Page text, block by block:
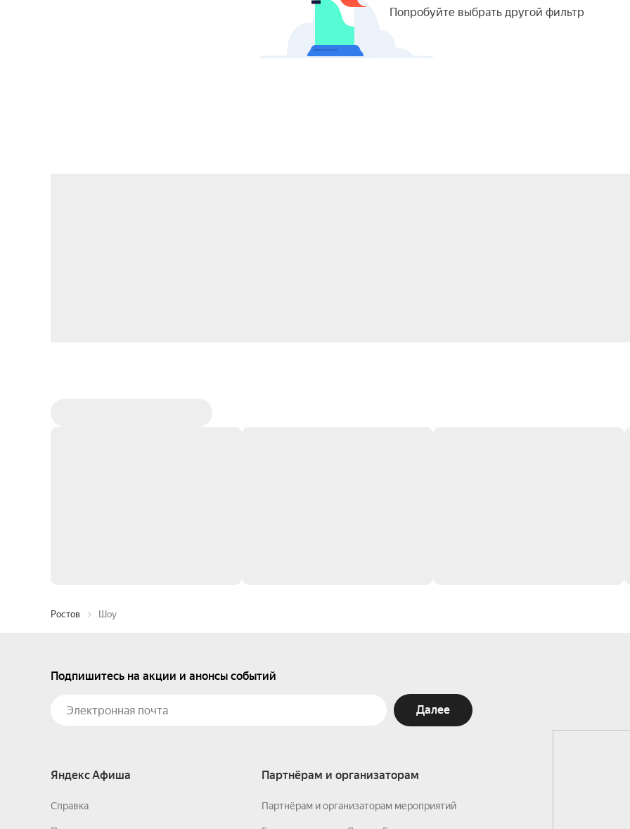
Попробуйте выбрать другой фильтр
Ростов Шоу
Подпишитесь на акции и анонсы событий
Далее
Яндекс Афиша
Справка
Партнёрам и организаторам
Партнёрам и организаторам мероприятий